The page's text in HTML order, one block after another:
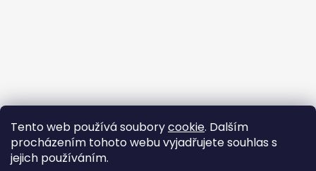
Tento web používá souborycookie. Dalším
procházením tohoto webu vyjadřujete souhlas s
jejich používáním.